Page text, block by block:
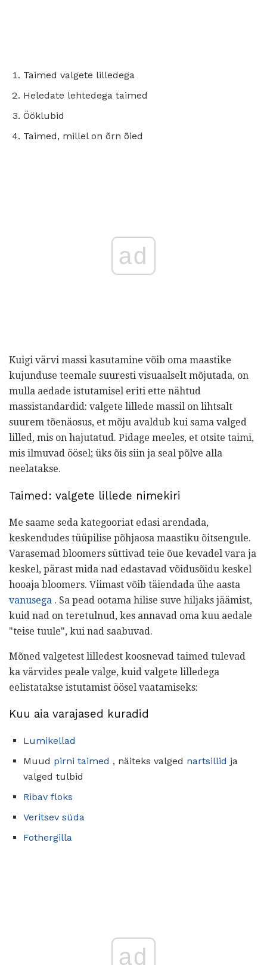
Taimed valgete lilledega
Heledate lehtedega taimed
Ööklubid
Taimed, millel on õrn õied
ad
Kuigi värvi massi kasutamine võib oma maastike
kujunduse teemale suuresti visuaalselt mõjutada, on
mulla aedade istutamisel eriti ette nähtud
massistandardid: valgete lillede massil on lihtsalt
suurem tõenäosus, et mõju avaldub kui sama valged
lilled, mis on hajutatud. Pidage meeles, et otsite taimi,
mis ilmuvad öösel; üks õis siin ja seal põlve alla
neelatakse.
Taimed: valgete lillede nimekiri
Me saame seda kategooriat edasi arendada,
keskendudes tüüpilise põhjaosa maastiku õitsengule.
Varasemad bloomers süttivad teie õue kevadel vara ja
keskel, pärast mida nad edastavad võidusõidu keskel
hooaja bloomers. Viimast võib täiendada ühe aasta
vanusega . Sa pead ootama hilise suve hiljaks jäämist,
kuid nad on teretulnud, kes annavad oma kuu aedale
"teise tuule", kui nad saabuvad.
Mõned valgetest lilledest koosnevad taimed tulevad
ka värvides peale valge, kuid valgete lilledega
eelistatakse istutamist öösel vaatamiseks:
Kuu aia varajased kuradid
Lumikellad
Muud pirni taimed , näiteks valged nartsillid ja
valged tulbid
Ribav floks
Veritsev süda
Fothergilla
ad